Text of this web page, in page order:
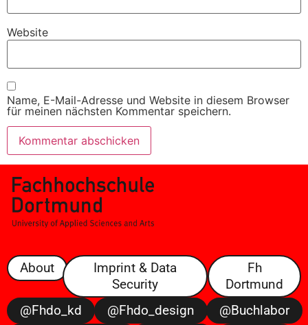
Website
Name, E-Mail-Adresse und Website in diesem Browser
für meinen nächsten Kommentar speichern.
About
Imprint & Data
Security
Fh
Dortmund
@fhdo_kd
@fhdo_design
@buchlabor